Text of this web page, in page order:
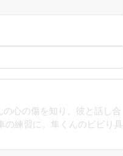
心の傷を知り、彼と話し合
の練習に。隼くんのビビり具